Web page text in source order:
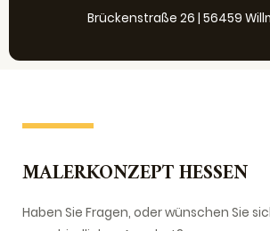
Brückenstraße 26 | 56459
MALERKONZEPT HESSEN
Haben Sie Fragen, oder wünschen Sie